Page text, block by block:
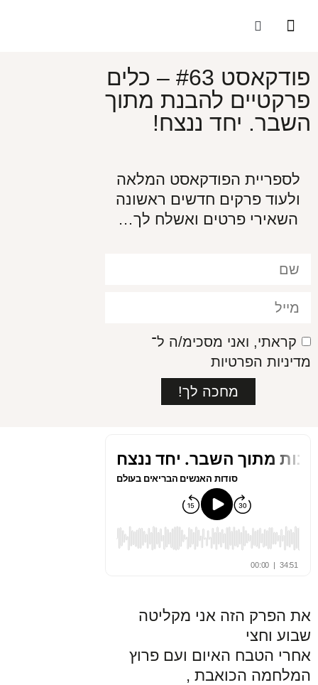
פודקאסט #63 – כלים
פרקטיים להבנת מתוך
השבר. יחד ננצח!
לספריית הפודקאסט המלאה
ולעוד פרקים חדשים ראשונה
השאירי פרטים ואשלח לך…
קראתי, ואני מסכימ/ה ל־
מדיניות הפרטיות
מחכה לך!
את הפרק הזה אני מקליטה
שבוע וחצי
אחרי הטבח האיום ועם פרוץ
המלחמה הכואבת ,